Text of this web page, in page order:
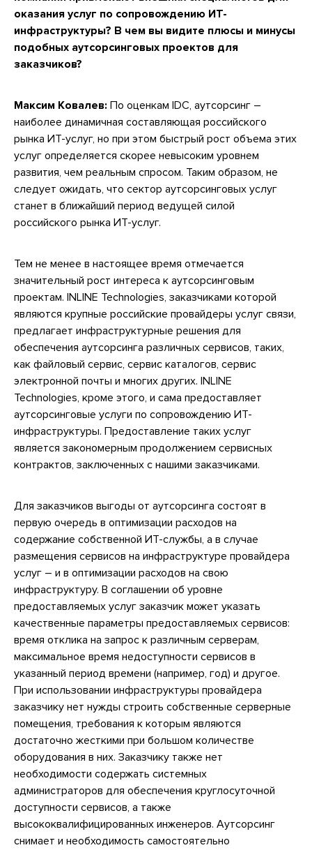
оказания услуг по сопровождению ИТ-
инфраструктуры? В чем вы видите плюсы и минусы
подобных аутсорсинговых проектов для
заказчиков?
Максим Ковалев: По оценкам IDC, аутсорсинг –
наиболее динамичная составляющая российского
рынка ИТ-услуг, но при этом быстрый рост объема этих
услуг определяется скорее невысоким уровнем
развития, чем реальным спросом. Таким образом, не
следует ожидать, что сектор аутсорсинговых услуг
станет в ближайший период ведущей силой
российского рынка ИТ-услуг.
Тем не менее в настоящее время отмечается
значительный рост интереса к аутсорсинговым
проектам. INLINE Technologies, заказчиками которой
являются крупные российские провайдеры услуг связи,
предлагает инфраструктурные решения для
обеспечения аутсорсинга различных сервисов, таких,
как файловый сервис, сервис каталогов, сервис
электронной почты и многих других. INLINE
Technologies, кроме этого, и сама предоставляет
аутсорсинговые услуги по сопровождению ИТ-
инфраструктуры. Предоставление таких услуг
является закономерным продолжением сервисных
контрактов, заключенных с нашими заказчиками.
Для заказчиков выгоды от аутсорсинга состоят в
первую очередь в оптимизации расходов на
содержание собственной ИТ-службы, а в случае
размещения сервисов на инфраструктуре провайдера
услуг – и в оптимизации расходов на свою
инфраструктуру. В соглашении об уровне
предоставляемых услуг заказчик может указать
качественные параметры предоставляемых сервисов:
время отклика на запрос к различным серверам,
максимальное время недоступности сервисов в
указанный период времени (например, год) и другое.
При использовании инфраструктуры провайдера
заказчику нет нужды строить собственные серверные
помещения, требования к которым являются
достаточно жесткими при большом количестве
оборудования в них. Заказчику также нет
необходимости содержать системных
администраторов для обеспечения круглосуточной
доступности сервисов, а также
высококвалифицированных инженеров. Аутсорсинг
снимает и необходимость самостоятельно